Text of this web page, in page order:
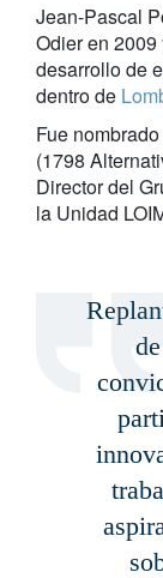
Jean-Pascal
Odier en
desarrollo de
dentro de
Fue
(1798
Director del
la Unidad